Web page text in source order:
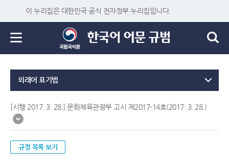
이 누리집은 대한민국 공식 전자정부 누리집입니다.
외래어 표기법
[시행 2017. 3. 28.] 문화체육관광부 고시 제2017-14호(2017. 3. 28.)
규정 목록 보기